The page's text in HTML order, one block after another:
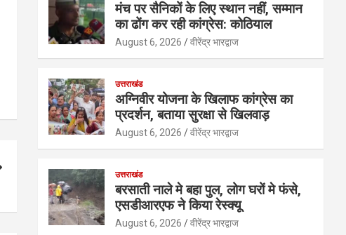
मंच पर सैनिकों के लिए स्थान नहीं, सम्मान
का ढोंग कर रही कांग्रेस: कोठियाल
August 6, 2026 वीरेंद्र भारद्वाज
उत्तराखंड
अग्निवीर योजना के खिलाफ कांग्रेस का
प्रदर्शन, बताया सुरक्षा से खिलवाड़
August 6, 2026 वीरेंद्र भारद्वाज
उत्तराखंड
बरसाती नाले मे बहा पुल, लोग घरों मे फंसे,
एसडीआरएफ ने किया रेस्क्यू
August 6, 2026 वीरेंद्र भारद्वाज